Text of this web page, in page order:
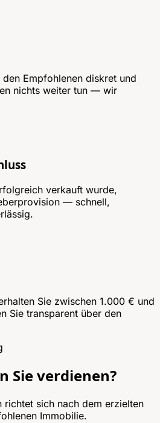
Empfohlenen diskret und
nichts weiter tun — wir
verkauft wurde,
— schnell,
Sie zwischen 1.000 € und
Sie transparent über den
Sie verdienen?
sich nach dem erzielten
Immobilie.